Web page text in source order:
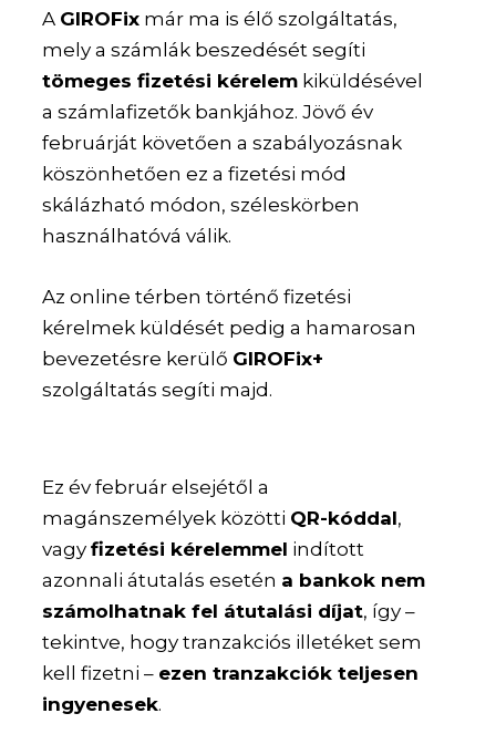
A GIROFix már ma is élő szolgáltatás,
mely a számlák beszedését segíti
tömeges fizetési kérelem kiküldésével
a számlafizetők bankjához. Jövő év
februárját követően a szabályozásnak
köszönhetően ez a fizetési mód
skálázható módon, széleskörben
használhatóvá válik.
Az online térben történő fizetési
kérelmek küldését pedig a hamarosan
bevezetésre kerülő GIROFix+
szolgáltatás segíti majd.
Ez év február elsejétől a
magánszemélyek közötti QR-kóddal,
vagyfizetési kérelemmel indított
azonnali átutalás esetén a bankok nem
számolhatnak fel átutalási díjat, így –
tekintve, hogy tranzakciós illetéket sem
kell fizetni – ezen tranzakciók teljesen
ingyenesek.